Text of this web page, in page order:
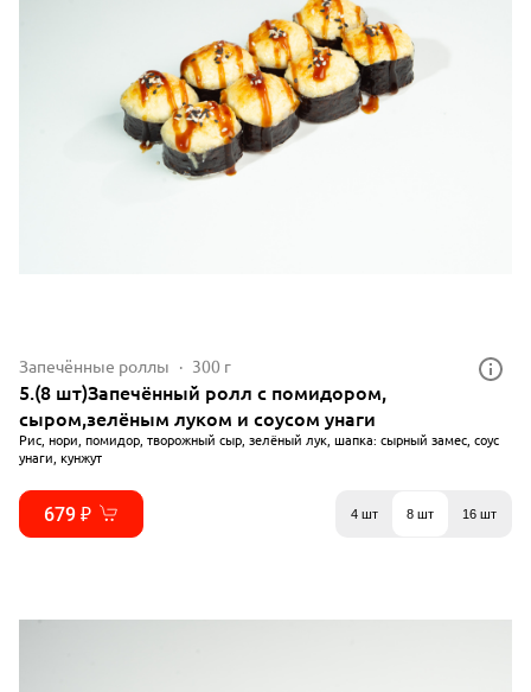
Запечённые роллы 300 г
5.(8 шт)Запечённый ролл с помидором,
сыром,зелёным луком и соусом унаги
Рис, нори, помидор, творожный сыр, зелёный лук, шапка: сырный замес, соус
унаги, кунжут
679 ₽ 4 шт 8 шт 16 шт